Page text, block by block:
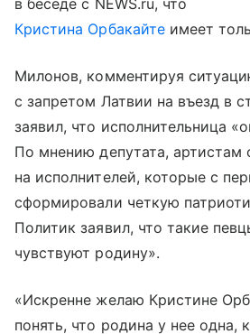
в беседе с NEWS.ru, что
Кристина Орбакайтеимеет
Милонов, комментируя
с запретом Латвии на въезд в
заявил, что исполнительница
По мнению депутата, артистам
на исполнителей, которые с
сформировали четкую
Политик заявил, что такие
чувствуют родину».
«Искренне желаю Кристине
понять, что родина у нее одна,